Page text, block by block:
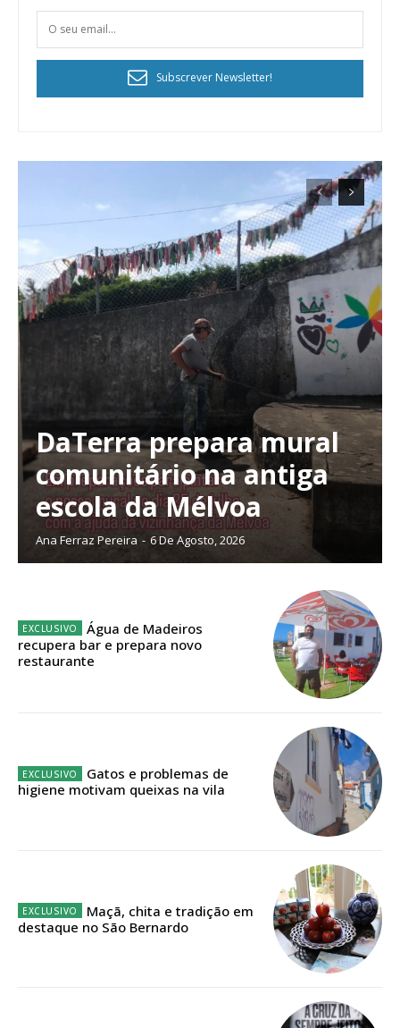
Planos de Assinatura
Faça-se assinante do Região de Cister e ajude-nos a manter este serviço
Escolha o plano de assinatura desejado:
32€
Edição em papel entregue à Quinta-feira em sua
Subscrever Newsletter!
DaTerra prepara mural
comunitário na antiga
escola da Mélvoa
Ana Ferraz Pereira - 6 De Agosto, 2026
Água de Madeiros
recupera bar e prepara novo
restaurante
Gatos e problemas de
higiene motivam queixas na vila
Maçã, chita e tradição em
destaque no São Bernardo